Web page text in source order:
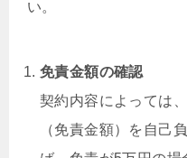
い。
免責金額の確認
契約内容によっては
（免責金額）を自己